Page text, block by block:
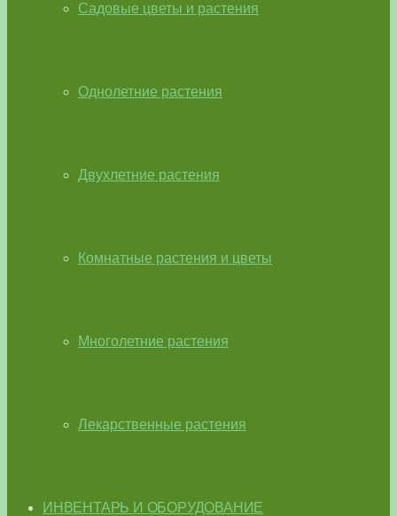
Садовые цветы и растения
Однолетние растения
Двухлетние растения
Комнатные растения и цветы
Многолетние растения
Лекарственные растения
ИНВЕНТАРЬ И ОБОРУДОВАНИЕ